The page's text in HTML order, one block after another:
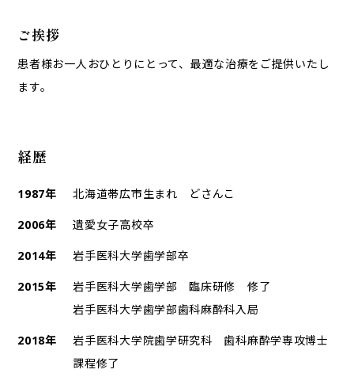
ご挨拶
患者様お一人おひとりにとって、最適な治療をご提供いたし
ます。
経歴
1987年 北海道帯広市生まれ どさんこ
2006年 遺愛女子高校卒
2014年 岩手医科大学歯学部卒
2015年
岩手医科大学歯学部 臨床研修 修了
岩手医科大学歯学部歯科麻酔科入局
2018年
岩手医科大学院歯学研究科 歯科麻酔学専攻博士
課程修了